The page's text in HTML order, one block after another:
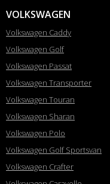
VOLKSWAGEN
Volkswagen Caddy
Volkswagen Golf
Volkswagen Passat
Volkswagen Transporter
Volkswagen Touran
Volkswagen Sharan
Volkswagen Polo
Volkswagen Golf Sportsvan
Volkswagen Crafter